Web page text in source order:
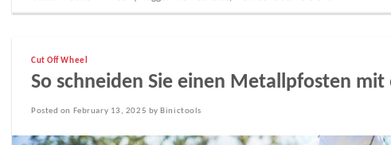
Cut Off Wheel
So schneiden Sie einen Metallpfosten
Posted on February 13, 2025 by Binictools